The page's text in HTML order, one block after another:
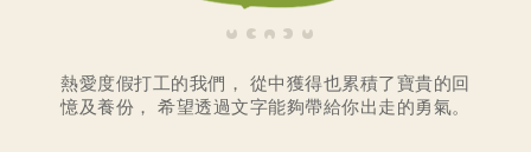
熱愛度假打工的我們，
從中獲得也累積了寶貴的回
憶及養份，
希望透過文字能夠帶給你出走的勇氣。